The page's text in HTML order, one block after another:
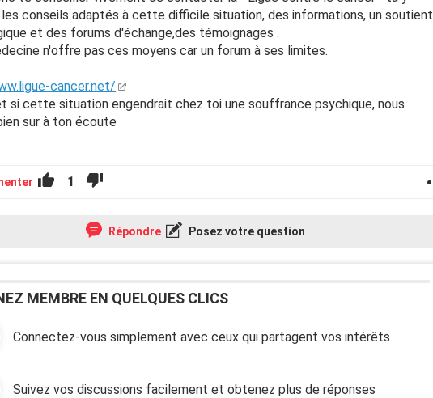
conseils adaptés à cette difficile situation, des informations, un soutient
et des forums d'échange,des témoignages .
n'offre pas ces moyens car un forum à ses limites.
cancer.net/
si cette situation engendrait chez toi une souffrance psychique, nous
sur à ton écoute
1
Répondre Posez votre question
MEMBRE EN QUELQUES CLICS
Connectez-vous simplement avec ceux qui partagent vos intérêts
Suivez vos discussions facilement et obtenez plus de réponses